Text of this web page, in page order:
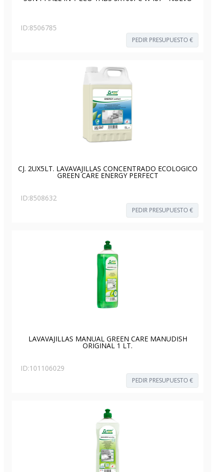
ID:8506785
PEDIR PRESUPUESTO €
CJ. 2UX5LT. LAVAVAJILLAS CONCENTRADO ECOLOGICO
GREEN CARE ENERGY PERFECT
ID:8508632
PEDIR PRESUPUESTO €
LAVAVAJILLAS MANUAL GREEN CARE MANUDISH
ORIGINAL 1 LT.
ID:101106029
PEDIR PRESUPUESTO €